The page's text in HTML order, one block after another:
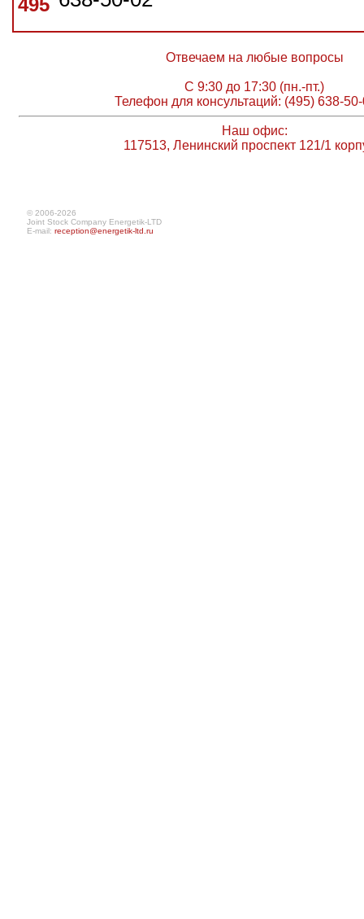
495
Отвечаем на любые вопросы
С 9:30 до 17:30 (пн.-пт.)
Телефон для консультаций: (495) 638-
Наш офис:
117513, Ленинский проспект 121/1
© 2006-2026
Joint Stock Company Energetik-LTD
E-mail: reception@energetik-ltd.ru